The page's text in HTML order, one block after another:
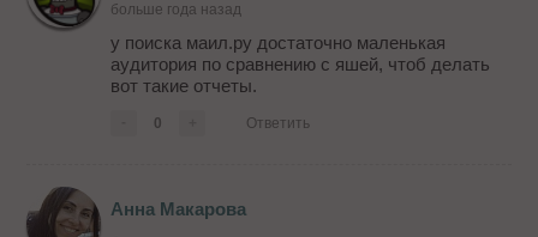
больше года назад
у поиска маил.ру достаточно маленькая
аудитория по сравнению с яшей, чтоб делать
вот такие отчеты.
0 Ответить
Анна Макарова